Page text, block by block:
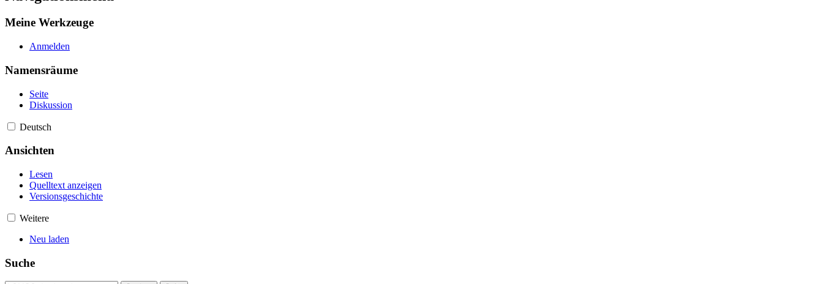
Meine Werkzeuge
Anmelden
Namensräume
Seite
Diskussion
Deutsch
Ansichten
Lesen
Quelltext anzeigen
Versionsgeschichte
Weitere
Neu laden
Suche